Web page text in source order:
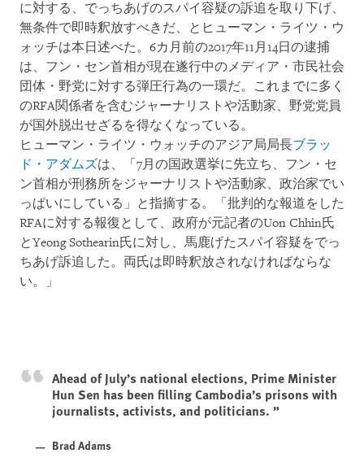
に対する、でっちあげのスパイ容疑の訴追を取り下げ、
無条件で即時釈放すべきだ、とヒューマン・ライツ・ウ
ォッチは本日述べた。6カ月前の2017年11月14日の逮捕
は、フン・セン首相が現在遂行中のメディア・市民社会
団体・野党に対する弾圧行為の一環だ。これまでに多く
のRFA関係者を含むジャーナリストや活動家、野党党員
が国外脱出せざるを得なくなっている。
ヒューマン・ライツ・ウォッチのアジア局局長ブラッ
ド・アダムズは、「7月の国政選挙に先立ち、フン・セ
ン首相が刑務所をジャーナリストや活動家、政治家でい
っぱいにしている」と指摘する。「批判的な報道をした
RFAに対する報復として、政府が元記者のUon Chhin氏
とYeong Sothearin氏に対し、馬鹿げたスパイ容疑をでっ
ちあげ訴追した。両氏は即時釈放されなければならな
い。」
Ahead of July’s national elections, Prime Minister
Hun Sen has been filling Cambodia’s prisons with
journalists, activists, and politicians.
Brad Adams